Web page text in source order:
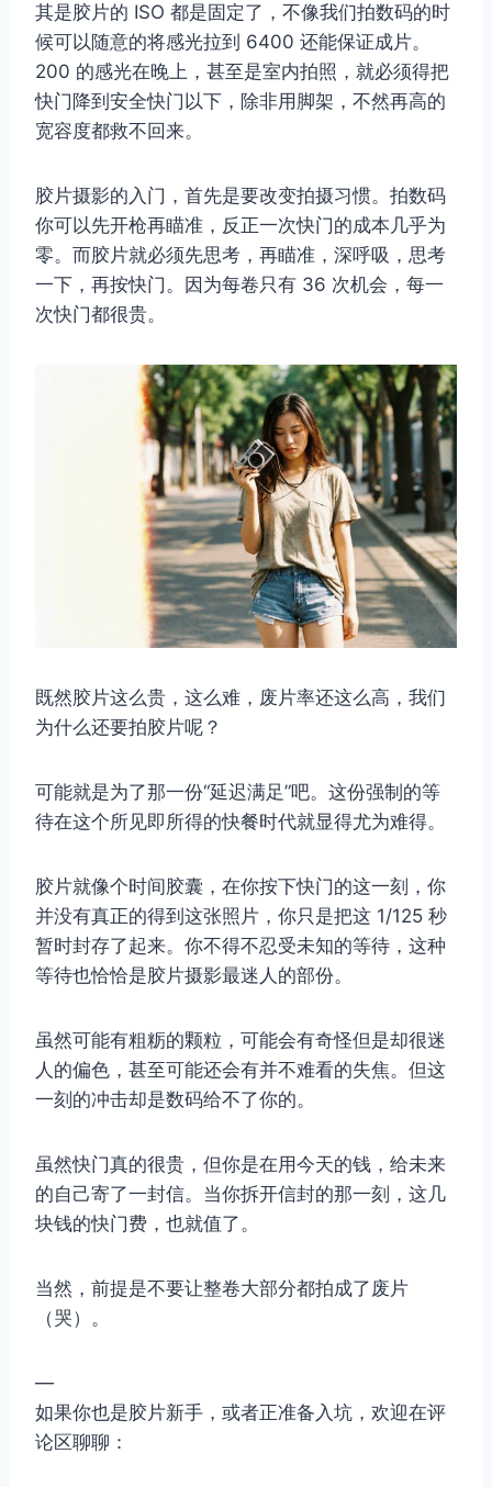
其是胶片的 ISO 都是固定了，不像我们拍数码的时
候可以随意的将感光拉到 6400 还能保证成片。
200 的感光在晚上，甚至是室内拍照，就必须得把
快门降到安全快门以下，除非用脚架，不然再高的
宽容度都救不回来。
胶片摄影的入门，首先是要改变拍摄习惯。拍数码
你可以先开枪再瞄准，反正一次快门的成本几乎为
零。而胶片就必须先思考，再瞄准，深呼吸，思考
一下，再按快门。因为每卷只有 36 次机会，每一
次快门都很贵。
既然胶片这么贵，这么难，废片率还这么高，我们
为什么还要拍胶片呢？
可能就是为了那一份“延迟满足”吧。这份强制的等
待在这个所见即所得的快餐时代就显得尤为难得。
胶片就像个时间胶囊，在你按下快门的这一刻，你
并没有真正的得到这张照片，你只是把这 1/125 秒
暂时封存了起来。你不得不忍受未知的等待，这种
等待也恰恰是胶片摄影最迷人的部份。
虽然可能有粗粝的颗粒，可能会有奇怪但是却很迷
人的偏色，甚至可能还会有并不难看的失焦。但这
一刻的冲击却是数码给不了你的。
虽然快门真的很贵，但你是在用今天的钱，给未来
的自己寄了一封信。当你拆开信封的那一刻，这几
块钱的快门费，也就值了。
当然，前提是不要让整卷大部分都拍成了废片
（哭）。
—
如果你也是胶片新手，或者正准备入坑，欢迎在评
论区聊聊：
取消 搜索